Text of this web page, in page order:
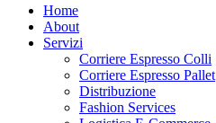
Home
About
Servizi
Corriere Espresso Colli
Corriere Espresso Pallet
Distribuzione
Fashion Services